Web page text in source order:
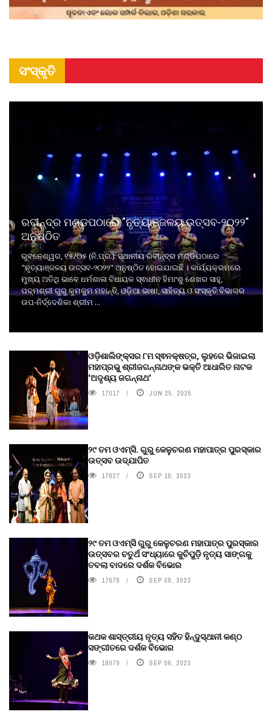
ସଂସ୍କୃତି
ରବୀନ୍ଦ୍ର ମଣ୍ଡପଠାରେ "ନୃତ୍ୟାଞ୍ଜଳୟ ଉତ୍ସବ-୨୦୨୨"
ଅନୁଷ୍ଠିତ
ଭୁବନେଶ୍ୱର, ୧୫/୦୫ (ନି.ପ୍ର.): ସ୍ଥାନୀୟ ରବୀନ୍ଦ୍ର ମଣ୍ଡପଠାରେ
"ନୃତ୍ୟାଞ୍ଜଳୟ ଉତ୍ସବ-୨୦୨୨" ଅନୁଷ୍ଠିତ ହୋଇଯାଇଛି । କାର୍ଯ୍ୟକ୍ରମରେ
ମୁଖ୍ୟ ଅତିଥି ଭାବେ ଧର୍ମଶାଳା ବିଧାୟକ ସ୍ଵାଧୀନ ହିମାଂଶୁ ଶେଖର ସାହୁ,
ପଦ୍ମଶ୍ରୀ ଗୁରୁ କୁମକୁମ ମହାନ୍ତି, ଓଡ଼ିଆ ଭାଷା, ସାହିତ୍ୟ ଓ ସଂସ୍କୃତି ବିଭାଗର
ଉପ-ନିର୍ଦ୍ଦେଶିକା ଶ୍ରୀମ ...
ଓଡ଼ିଶାଲିଙ୍କ୍ସର ୮ମ ସ୍ଵନକ୍ଷତ୍ର, ଲୁହରେ ଭିଜାଇଲା
ମହାପ୍ରଭୁ ଶ୍ରୀଜଗନ୍ନାଥଙ୍କ ଭକ୍ତି ଆଧାରିତ ନାଟକ
‘ଅଦୃଶ୍ୟ ଜଗନ୍ନାଥ‘
17017 JUN 25, 2025
୨୯ ତମ ଓଏମ୍‌ସି. ଗୁରୁ କେଳୁଚରଣ ମହାପାତ୍ର ପୁରସ୍କାର
ଉତ୍ସବ ଉଦ୍‍ଯାପିତ
17627 SEP 10, 2023
୨୯ ତମ ଓଏମ୍‌ସି ଗୁରୁ କେଳୁଚରଣ ମହାପାତ୍ର ପୁରସ୍କାର
ଉତ୍ସବର ଚତୁର୍ଥ ସଂଧ୍ୟାରେ କୁଚିପୁଡ଼ି ନୃତ୍ୟ ସାଙ୍ଗକୁ
ତବଲା ବାଦରେ ଦର୍ଶକ ବିଭୋର
17678 SEP 09, 2023
କଥକ ଶାସ୍ତ୍ରୀୟ ନୃତ୍ୟ ସହିତ ହିନ୍ଦୁସ୍ଥାନୀ କଣ୍ଠ
ସଙ୍ଗୀତରେ ଦର୍ଶକ ବିଭୋର
18079 SEP 06, 2023